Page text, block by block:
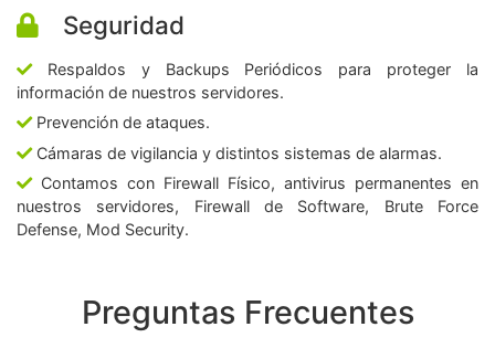
Seguridad
Respaldos y Backups Periódicos para proteger la
información de nuestros servidores.
Prevención de ataques.
Cámaras de vigilancia y distintos sistemas de alarmas.
Contamos con Firewall Físico, antivirus permanentes en
nuestros servidores, Firewall de Software, Brute Force
Defense, Mod Security.
Preguntas Frecuentes